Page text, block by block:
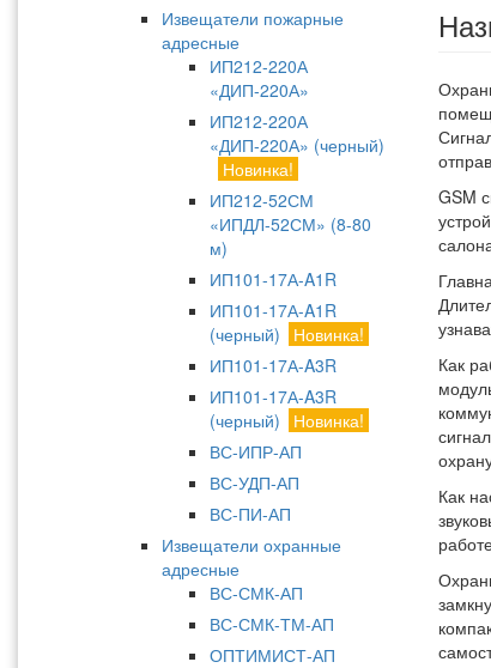
Извещатели пожарные
адресные
ИП212-220А
«ДИП-220А»
ИП212-220А
«ДИП-220А» (черный)
Новинка!
ИП212-52СМ
«ИПДЛ-52СМ» (8-80
м)
ИП101-17А-A1R
ИП101-17А-A1R
(черный)
Новинка!
ИП101-17А-A3R
ИП101-17А-A3R
(черный)
Новинка!
ВС-ИПР-АП
ВС-УДП-АП
ВС-ПИ-АП
Извещатели охранные
адресные
ВС-СМК-АП
ВС-СМК-ТМ-АП
ОПТИМИСТ-АП
GSM
Как
Как